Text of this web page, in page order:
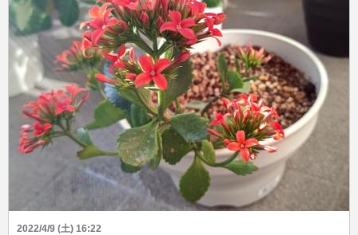
2022/4/9 (土) 16:22